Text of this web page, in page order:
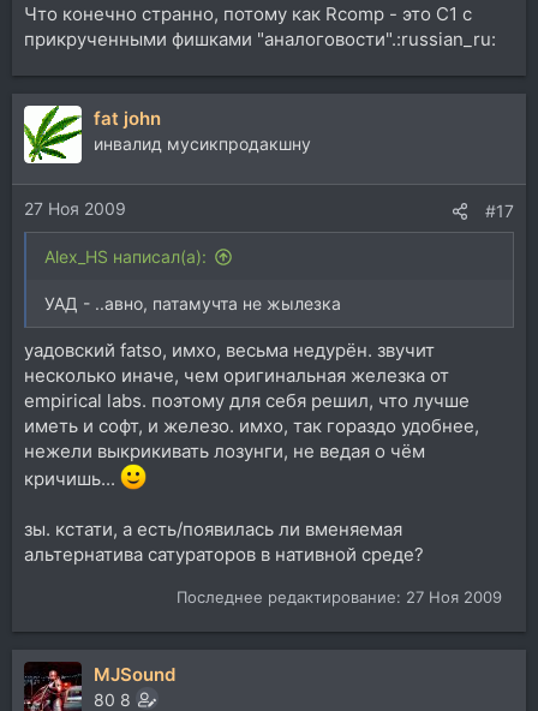
Что конечно странно, потому как Rcomp - это C1 c
прикрученными фишками "аналоговости".:russian_ru:
fat john
инвалид мусикпродакшну
27 Ноя 2009 #17
Alex_HS написал(а):
УАД - ..авно, патамучта не жылезка
уадовский fatso, имхо, весьма недурён. звучит
несколько иначе, чем оригинальная железка от
empirical labs. поэтому для себя решил, что лучше
иметь и софт, и железо. имхо, так гораздо удобнее,
нежели выкрикивать лозунги, не ведая о чём
кричишь...
зы. кстати, а есть/появилась ли вменяемая
альтернатива сатураторов в нативной среде?
Последнее редактирование: 27 Ноя 2009
MJSound
80 8